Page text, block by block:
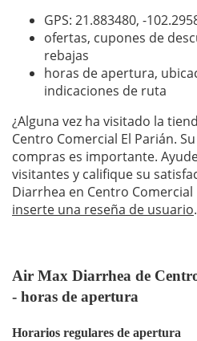
GPS: 21.883480, -
ofertas, cupones de
rebajas
horas de apertura,
indicaciones de ruta
¿Alguna vez ha visitado la
Centro Comercial El Parián.
compras es importante.
visitantes y califique su
Diarrhea en Centro
inserte una reseña de usuario.
Air Max Diarrhea de
- horas de apertura
Horarios regulares de apertura